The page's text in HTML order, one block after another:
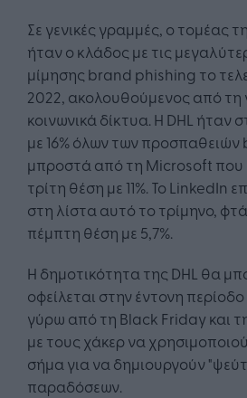
Σε γενικές γραμμές, ο τομέας
ήταν ο κλάδος με τις
μίμησης brand phishing το
2022, ακολουθούμενος από τη
κοινωνικά δίκτυα. Η DHL ήταν
με 16% όλων των
μπροστά από τη Microsoft που
τρίτη θέση με 11%. Το LinkedIn
στη λίστα αυτό το τρίμηνο,
πέμπτη θέση με 5,7%.
Η δημοτικότητα της DHL θα
οφείλεται στην έντονη
γύρω από τη Black Friday και
με τους χάκερ να
σήμα για να δημιουργούν
παραδόσεων.